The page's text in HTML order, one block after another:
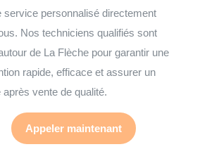
service personnalisé directement
Nos techniciens qualifiés sont
de La Flèche pour garantir une
rapide, efficace et assurer un
vente de qualité.
Appeler maintenant